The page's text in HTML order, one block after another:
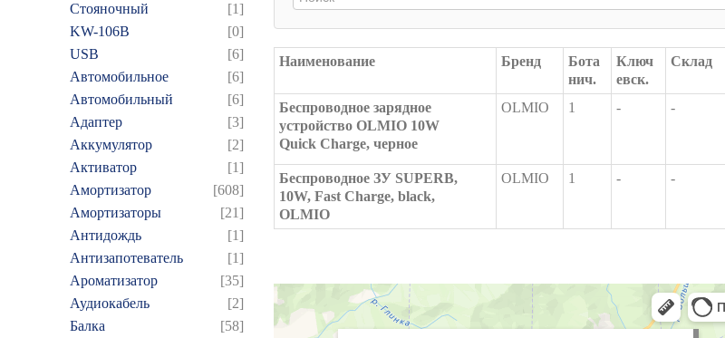
Cтояночный
[1]
KW-106B
[0]
USB
[6]
Автомобильное
[6]
Автомобильный
[6]
Адаптер
[3]
Аккумулятор
[2]
Активатор
[1]
Амортизатор
[608]
Амортизаторы
[21]
Антидождь
[1]
Антизапотеватель
[1]
Ароматизатор
[35]
Аудиокабель
[2]
Балка
[58]
Наименование Бренд
Бота
нич.
Ключ
евск.
Склад
Беспроводное зарядное
устройство OLMIO 10W
Quick Charge, черное
OLMIO 1 - -
Беспроводное ЗУ SUPERB,
10W, Fast Charge, black,
OLMIO
OLMIO 1 - -